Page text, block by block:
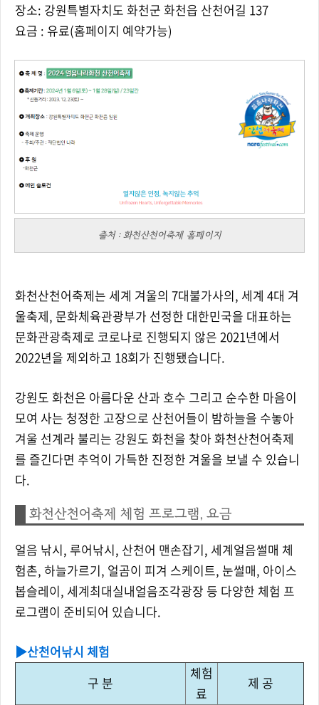
장소: 강원특별자치도 화천군 화천읍 산천어길 137
요금 : 유료(홈페이지 예약가능)
출처 : 화천산천어축제 홈페이지
화천산천어축제는 세계 겨울의 7대불가사의, 세계 4대 겨
울축제, 문화체육관광부가 선정한 대한민국을 대표하는
문화관광축제로 코로나로 진행되지 않은 2021년에서
2022년을 제외하고 18회가 진행됐습니다.
강원도 화천은 아름다운 산과 호수 그리고 순수한 마음이
모여 사는 청정한 고장으로 산천어들이 밤하늘을 수놓아
겨울 선계라 불리는 강원도 화천을 찾아 화천산천어축제
를 즐긴다면 추억이 가득한 진정한 겨울을 보낼 수 있습니
다.
화천산천어축제 체험 프로그램, 요금
얼음 낚시, 루어낚시, 산천어 맨손잡기, 세계얼음썰매 체
험촌, 하늘가르기, 얼곰이 피겨 스케이트, 눈썰매, 아이스
봅슬레이, 세계최대실내얼음조각광장 등 다양한 체험 프
로그램이 준비되어 있습니다.
▶산천어낚시 체험
구 분
체험
료
제 공